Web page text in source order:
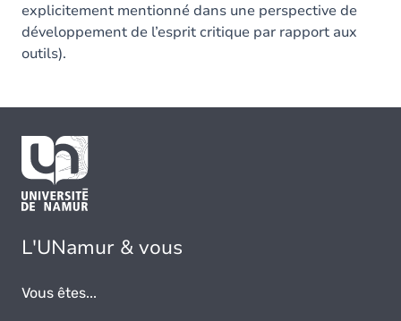
explicitement mentionné dans une perspective de
développement de l’esprit critique par rapport aux
outils).
L'UNamur & vous
Vous êtes...